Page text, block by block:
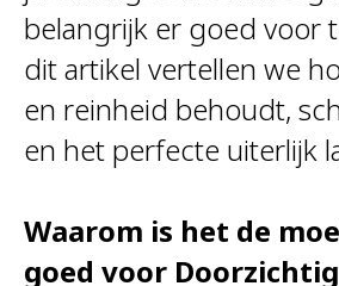
belangrijk er goed voor
dit artikel vertellen we
en reinheid behoudt,
en het perfecte uiterlijk
Waarom is het de
goed voor